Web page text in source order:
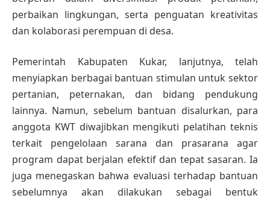
perbaikan lingkungan, serta penguatan kreativitas
dan kolaborasi perempuan di desa.
Pemerintah Kabupaten Kukar, lanjutnya, telah
menyiapkan berbagai bantuan stimulan untuk sektor
pertanian, peternakan, dan bidang pendukung
lainnya. Namun, sebelum bantuan disalurkan, para
anggota KWT diwajibkan mengikuti pelatihan teknis
terkait pengelolaan sarana dan prasarana agar
program dapat berjalan efektif dan tepat sasaran. Ia
juga menegaskan bahwa evaluasi terhadap bantuan
sebelumnya akan dilakukan sebagai bentuk